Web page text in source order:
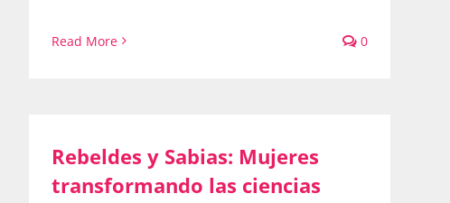
Read More 0
Rebeldes y Sabias: Mujeres
transformando las ciencias